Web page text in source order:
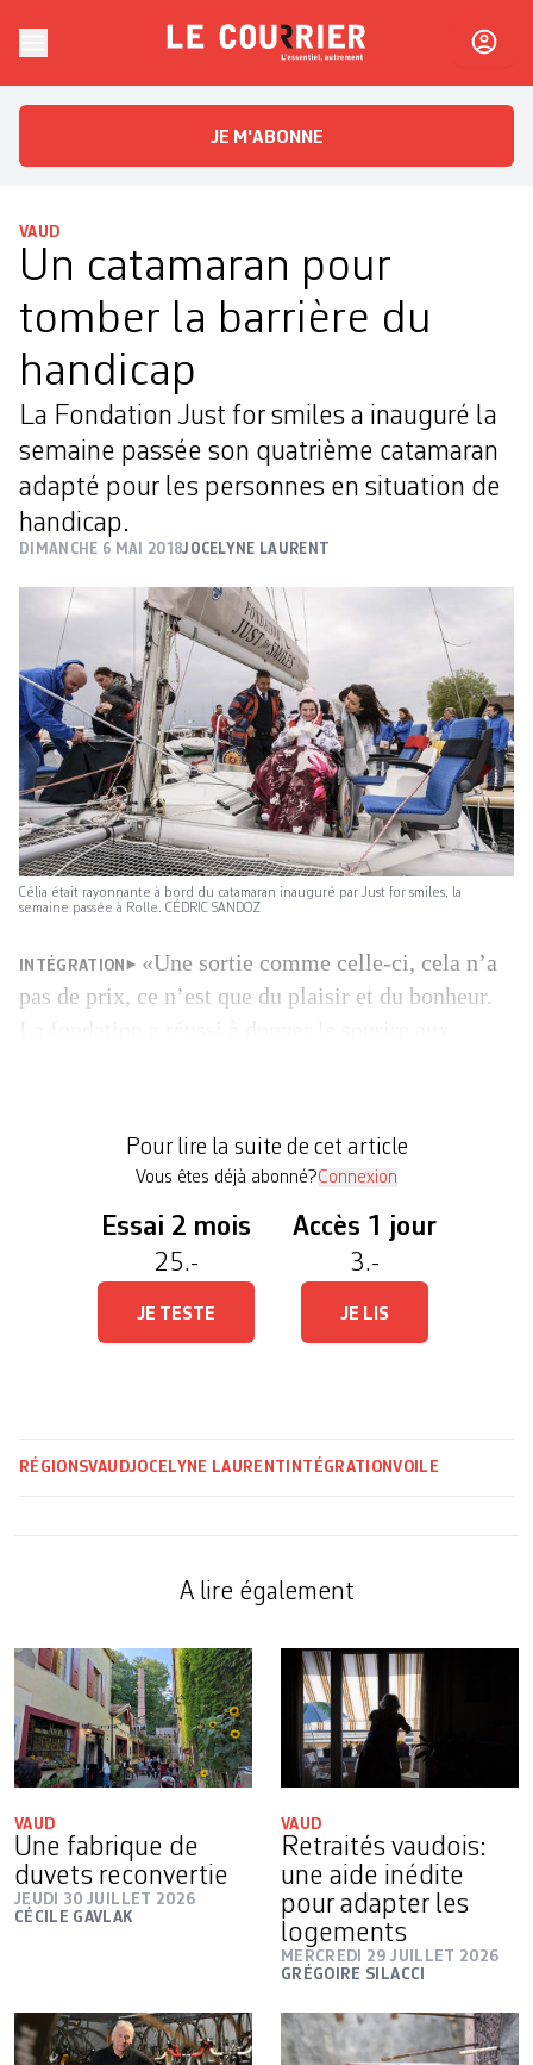
Le CourrierL'essentiel, autrement
JE M'ABONNE
VAUD
Un catamaran pour
tomber la barrière du
handicap
La Fondation Just for smiles a inauguré la
semaine passée son quatrième catamaran
adapté pour les personnes en situation de
handicap.
DIMANCHE 6 MAI 2018JOCELYNE LAURENT
Célia était rayonnante à bord du catamaran inauguré par Just for smiles, la
semaine passée à Rolle. CÉDRIC SANDOZ
INTÉGRATION
«Une sortie comme celle-ci, cela n’a
pas de prix, ce n’est que du plaisir et du bonheur.
Célia, 18 ans, une jeune […]
Pour lire la suite de cet article
Vous êtes déjà abonné?Connexion
Essai 2 mois
25.-
JE TESTE
Accès 1 jour
3.-
JE LIS
RÉGIONSVAUDJOCELYNE LAURENT INTÉGRATIONVOILE
A lire également
VAUD
Une fabrique de
duvets reconvertie
JEUDI 30 JUILLET 2026
CÉCILE GAVLAK
VAUD
Retraités vaudois:
une aide inédite
pour adapter les
logements
MERCREDI 29 JUILLET 2026
GRÉGOIRE SILACCI